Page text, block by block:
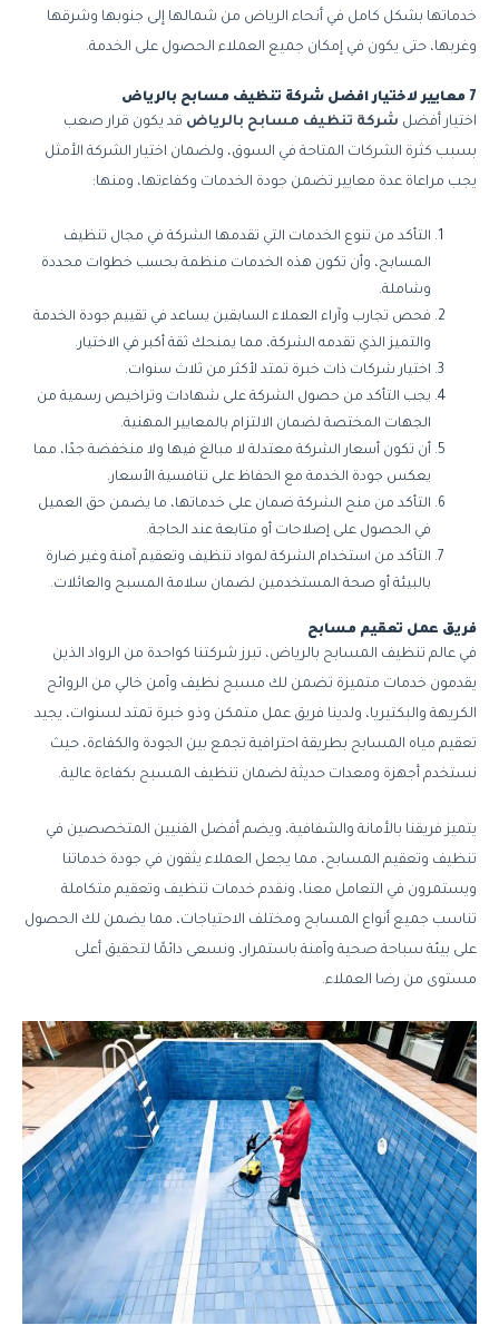
خدماتها بشكل كامل في أنحاء الرياض من شمالها إلى جنوبها وشرقها
وغربها، حتى يكون في إمكان جميع العملاء الحصول على الخدمة.
7 معايير لاختيار افضل شركة تنظيف مسابح بالرياض
اختيار أفضل شركة تنظيف مسابح بالرياض قد يكون قرار صعب
بسبب كثرة الشركات المتاحة في السوق، ولضمان اختيار الشركة الأمثل
يجب مراعاة عدة معايير تضمن جودة الخدمات وكفاءتها، ومنها:
التأكد من تنوع الخدمات التي تقدمها الشركة في مجال تنظيف
المسابح، وأن تكون هذه الخدمات منظمة بحسب خطوات محددة
وشاملة.
فحص تجارب وآراء العملاء السابقين يساعد في تقييم جودة الخدمة
والتميز الذي تقدمه الشركة، مما يمنحك ثقة أكبر في الاختيار.
اختيار شركات ذات خبرة تمتد لأكثر من ثلاث سنوات.
يجب التأكد من حصول الشركة على شهادات وتراخيص رسمية من
الجهات المختصة لضمان الالتزام بالمعايير المهنية.
أن تكون أسعار الشركة معتدلة لا مبالغ فيها ولا منخفضة جدًا، مما
يعكس جودة الخدمة مع الحفاظ على تنافسية الأسعار.
التأكد من منح الشركة ضمان على خدماتها، ما يضمن حق العميل
في الحصول على إصلاحات أو متابعة عند الحاجة.
التأكد من استخدام الشركة لمواد تنظيف وتعقيم آمنة وغير ضارة
بالبيئة أو صحة المستخدمين لضمان سلامة المسبح والعائلات.
فريق عمل تعقيم مسابح
في عالم تنظيف المسابح بالرياض، تبرز شركتنا كواحدة من الرواد الذين
يقدمون خدمات متميزة تضمن لك مسبح نظيف وآمن خالي من الروائح
الكريهة والبكتيريا، ولدينا فريق عمل متمكن وذو خبرة تمتد لسنوات، يجيد
تعقيم مياه المسابح بطريقة احترافية تجمع بين الجودة والكفاءة، حيث
نستخدم أجهزة ومعدات حديثة لضمان تنظيف المسبح بكفاءة عالية.
يتميز فريقنا بالأمانة والشفافية، ويضم أفضل الفنيين المتخصصين في
تنظيف وتعقيم المسابح، مما يجعل العملاء يثقون في جودة خدماتنا
ويستمرون في التعامل معنا، ونقدم خدمات تنظيف وتعقيم متكاملة
تناسب جميع أنواع المسابح ومختلف الاحتياجات، مما يضمن لك الحصول
على بيئة سباحة صحية وآمنة باستمرار، ونسعى دائمًا لتحقيق أعلى
مستوى من رضا العملاء.